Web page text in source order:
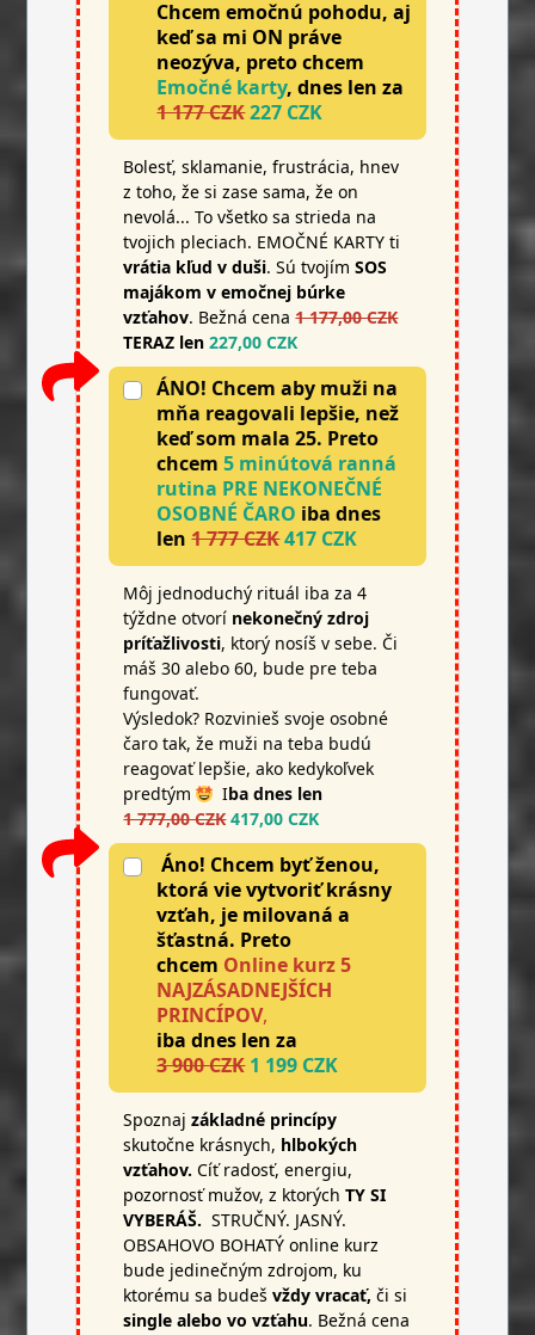
Chcem emočnú pohodu, aj
keď sa mi ON práve
neozýva, preto chcem
Emočné karty, dnes len za
1 177 CZK227 CZK
Bolesť, sklamanie, frustrácia, hnev
z toho, že si zase sama, že on
nevolá... To všetko sa strieda na
tvojich pleciach. EMOČNÉ KARTY ti
vrátia kľud v duši. Sú tvojímSOS
majákom v emočnej búrke
vzťahov. Bežná cena 1 177,00 CZK
TERAZ len 227,00 CZK
ÁNO! Chcem aby muži na
mňa reagovali lepšie, než
keď som mala 25. Preto
chcem 5 minútová ranná
rutina PRE NEKONEČNÉ
OSOBNÉ ČARO iba dnes
len1 777 CZK417 CZK
Môj jednoduchý rituál iba za 4
týždne otvorí nekonečný zdroj
príťažlivosti, ktorý nosíš v sebe. Či
máš 30 alebo 60, bude pre teba
fungovať.
Výsledok? Rozvinieš svoje osobné
čaro tak, že muži na teba budú
reagovať lepšie, ako kedykoľvek
predtým
Iba dnes len
1 777,00 CZK 417,00 CZK
Áno! Chcem byť ženou,
ktorá vie vytvoriť krásny
vzťah, je milovaná a
šťastná. Preto
chcem Online kurz 5
NAJZÁSADNEJŠÍCH
PRINCÍPOV,
iba dnes len za
3 900 CZK 1 199 CZK
Spoznajzákladné princípy
skutočne krásnych, hlbokých
vzťahov. Cíť radosť, energiu,
pozornosť mužov, z ktorýchTY SI
VYBERÁŠ.STRUČNÝ. JASNÝ.
OBSAHOVO BOHATÝ online kurz
bude jedinečným zdrojom, ku
ktorému sa budeš vždy vracať, či si
single alebo vo vzťahu. Bežná cena